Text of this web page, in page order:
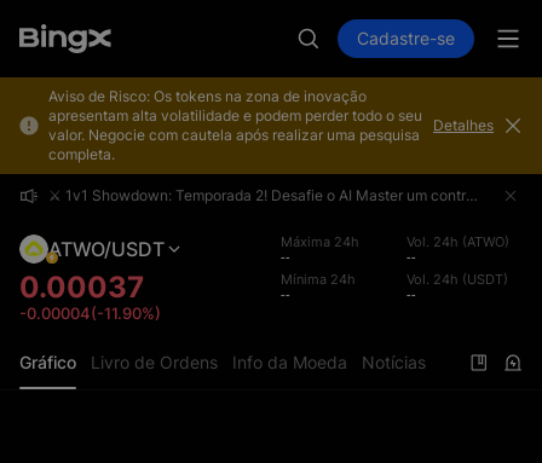
Cadastre-se
Aviso de Risco: Os tokens na zona de inovação
apresentam alta volatilidade e podem perder todo o seu
valor. Negocie com cautela após realizar uma pesquisa
completa.
Detalhes
⚔️ 1v1 Showdown: Temporada 2! Desafie o AI Master um contra um e concorra a uma premiação total de 4.000.000 USDT!
⚔️ 1v1 Showdown: Temporada 2! Desafie o AI Master um contra um e concorra a uma premiação total de 4.000.000 USDT!
ATWO/USDT
0.00037
-0.00004(-11.90%)
Máxima 24h
--
Vol. 24h (ATWO)
--
Mínima 24h
--
Vol. 24h (USDT)
--
Gráfico Livro de Ordens Info da Moeda Notícias